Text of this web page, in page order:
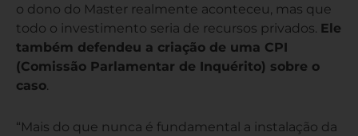
o dono do Master realmente aconteceu, mas que
todo o investimento seria de recursos privados. Ele
também defendeu a criação de uma CPI
(Comissão Parlamentar de Inquérito) sobre o
caso.
“Mais do que nunca é fundamental a instalação da